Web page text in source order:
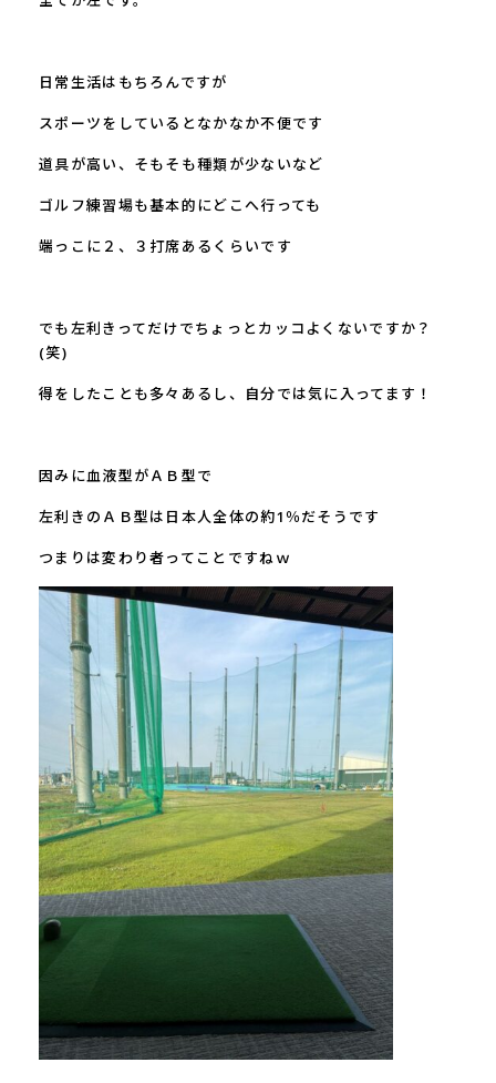
日常生活はもちろんですが
スポーツをしているとなかなか不便です
道具が高い、そもそも種類が少ないなど
ゴルフ練習場も基本的にどこへ行っても
端っこに２、３打席あるくらいです
でも左利きってだけでちょっとカッコよくないですか？
(笑)
得をしたことも多々あるし、自分では気に入ってます！
因みに血液型がＡＢ型で
左利きのＡＢ型は日本人全体の約1 ％だそうです
つまりは変わり者ってことですねｗ